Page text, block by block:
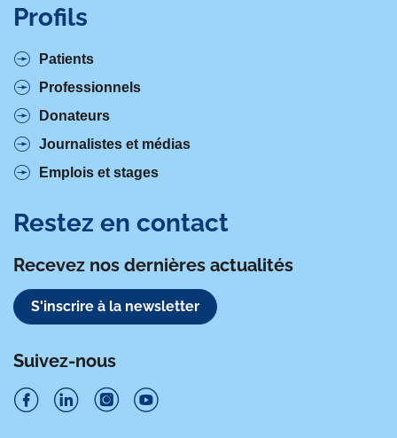
Profils
Patients
Professionnels
Donateurs
Journalistes et médias
Emplois et stages
Restez en contact
Recevez nos dernières actualités
S'inscrire à la newsletter
Suivez-nous